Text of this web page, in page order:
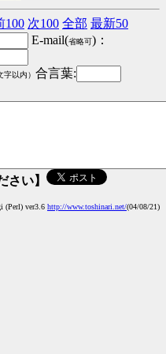
100 次100 全部 最新50
E-mail(省略可)：
字以内） 合言葉:
さい】
(Perl) ver3.6 http://www.toshinari.net/(04/08/21)